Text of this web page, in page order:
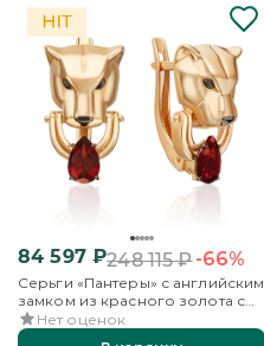
84 597₽248 115₽-66%
Серьги «Пантеры» с английским
замком из красного золота с
гранатом
Нет оценок